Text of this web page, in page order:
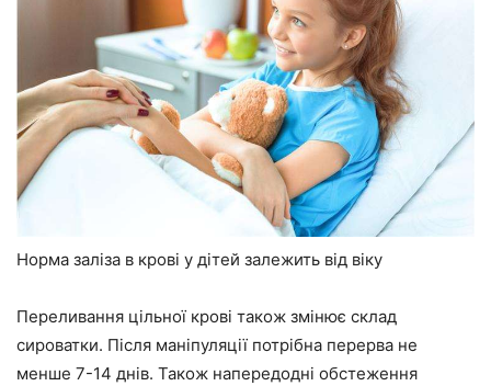
Норма заліза в крові у дітей залежить від віку
Переливання цільної крові також змінює склад
сироватки. Після маніпуляції потрібна перерва не
менше 7-14 днів. Також напередодні обстеження